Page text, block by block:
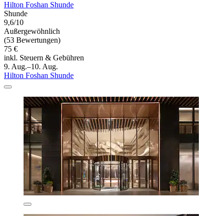
Hilton Foshan Shunde
Shunde
9,6/10
Außergewöhnlich
(53 Bewertungen)
75 €
inkl. Steuern & Gebühren
9. Aug.–10. Aug.
Hilton Foshan Shunde